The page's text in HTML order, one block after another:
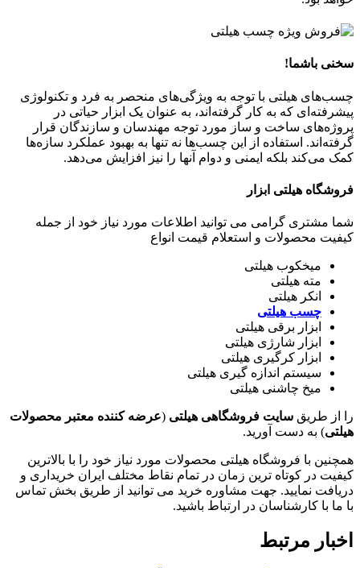
سخنی باشما!
چسب‌های هیلتی با توجه به ویژگی‌های منحصر به فرد و تکنولوژی
پیشرفته‌ای که به کار گرفته‌اند، به عنوان یک ابزار حیاتی در
پروژه‌های ساخت و ساز مورد توجه مهندسان و سازندگان قرار
گرفته‌اند. استفاده از این چسب‌ها نه تنها به بهبود عملکرد سازه‌ها
کمک می‌کند بلکه ایمنی و دوام آنها را نیز افزایش می‌دهد.
فروشگاه هیلتی ابزار
شما مشتری گرامی می توانید اطلاعات مورد نیاز خود از جمله
کیفیت محصولات و استعلام قیمت انواع
میخکوب هیلتی
مته هیلتی
انکر هیلتی
چسب هیلتی
ابزار برقی هیلتی
ابزار شارژی هیلتی
ابزار کرگیری هیلتی
سیستم اندازه گیری هیلتی
میخ چاشنی هیلتی
را از طریق سایت فروشگاهی هیلتی (عرضه کننده معتبر محصولات
هیلتی) به دست آورید.
همچنین با فروشگاه هیلتی محصولات مورد نیاز خود را با بالاترین
کیفیت در کوتاه ترین زمان در تمام نقاط مختلف ایران خریداری و
دریافت نمایید. جهت مشاوره خرید می توانید از طریق بخش تماس
با ما با کارشناسان در ارتباط باشید.
اخبار مرتبط